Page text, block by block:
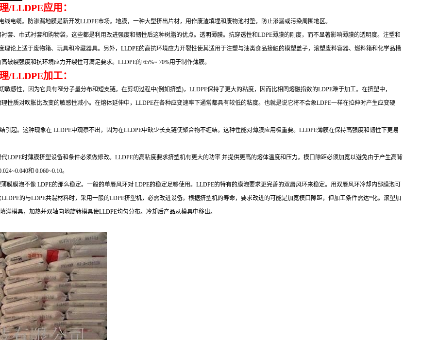
/LLDPE应用：
电缆。防渗漏地膜是新开发LLDPE市场。地膜，一种大型挤出片材，用作废渣填埋和废物池衬垫，防止渗漏或污染周围地区。
套、巾式衬套和购物袋，这些都是利用改进强度和韧性后这种树脂的优点。透明薄膜。抗穿透性和LDPE薄膜的刚度，而不显著影响薄膜的透明度。注塑和
论上适于废物箱、玩具和冷藏器具。另外，LLDPE的高抗环境应力开裂性使其适用于注塑与油类食品接触的模塑盖子，滚塑废料容器、燃料箱和化学品槽
裂强度和抗环境应力开裂性可满足要求。LLDPE的 65%~ 70%用于制作薄膜。
/LLDPE加工：
感性，因为它具有窄分子量分布和短支链。在剪切过程中(例如挤塑)，LLDPE保持了更大的粘度，因而比相同熔融指数的LDPE难于加工。在挤塑中，
性质对吹胀比改变的敏感性减小。在熔体延伸中，LLDPE在各种应变速率下通常都具有较低的粘度。也就是说它将不会象LDPE一样在拉伸时产生应变硬
引起。这种现象在 LLDPE中观察不出，因为在LLDPE中缺少长支链使聚合物不缠结。这种性能对薄膜应用极重要。LLDPE薄膜在保持高强度和韧性下更易
LDPE时薄膜挤塑设备和条件必须做修改。LLDPE的高粘度要求挤塑机有更大的功率.并提供更高的熔体温度和压力。模口隙距必须加宽以避免由于产生高背
和 0.060~0.10。
膜膜泡不像 LDPE的那么稳定。一般的单唇风环对 LDPE的稳定足够使用。LLDPE的特有的膜泡要求更完善的双唇风环来稳定。用双唇风环冷却内部膜泡可
的与LDPE共混材料时，采用一般的LDPE挤塑机，必需改进设备。根据挤塑机的寿命，要求改进的可能是加宽模口隙距，但加工条件需达*化。滚塑加
模具，加热并双轴向地旋转模具使LLDPE均匀分布。冷却后产品从模具中移出。